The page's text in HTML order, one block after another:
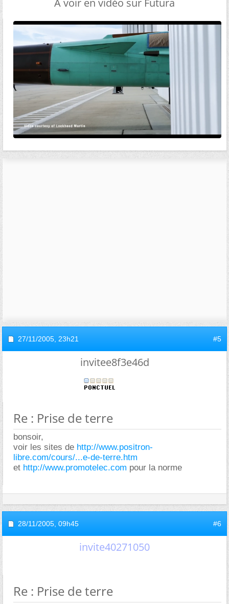
A voir en vidéo sur Futura
27/11/2005, 23h21 #5
invitee8f3e46d
Re : Prise de terre
bonsoir,
voir les sites de http://www.positron-
libre.com/cours/...e-de-terre.htm
et http://www.promotelec.com pour la norme
28/11/2005, 09h45 #6
invite40271050
Re : Prise de terre